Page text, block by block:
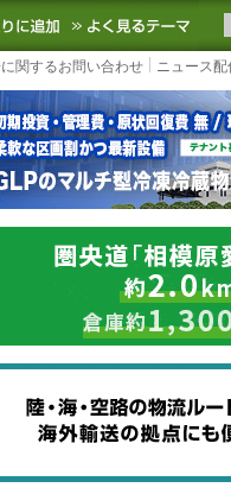
物流ニュースをお届け
お気に入りに追加
関するお問い合わせ ニュース配